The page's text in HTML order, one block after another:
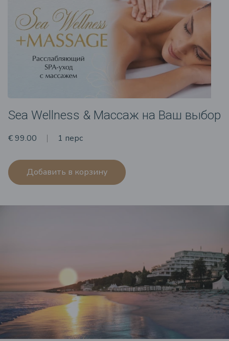
Sea Wellness & Массаж на Ваш выбор
€ 99.00 1 перс
Добавить в корзину